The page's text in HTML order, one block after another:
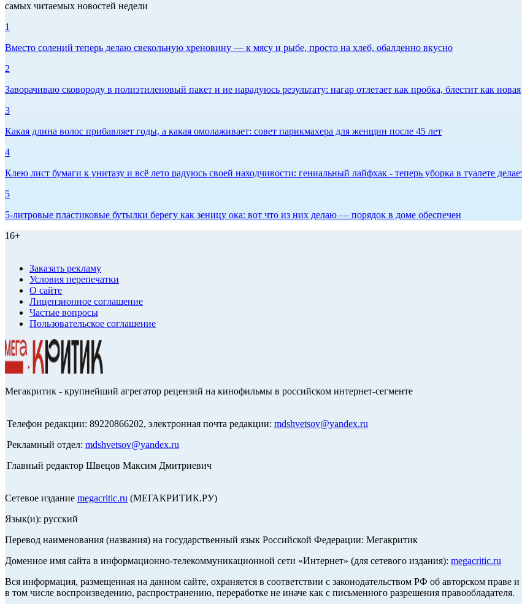
самых читаемых новостей недели
1
Вместо солений теперь делаю свекольную хреновину — к мясу и рыбе, просто на хлеб, обалденно вкусно
2
Заворачиваю сковороду в полиэтиленовый пакет и не нарадуюсь результату: нагар отлетает как пробка, блестит как новая
3
Какая длина волос прибавляет годы, а какая омолаживает: совет парикмахера для женщин после 45 лет
4
Клею лист бумаги к унитазу и всё лето радуюсь своей находчивости: гениальный лайфхак - теперь уборка в туалете
5
5-литровые пластиковые бутылки берегу как зеницу ока: вот что из них делаю — порядок в доме обеспечен
16+
Заказать рекламу
Условия перепечатки
О сайте
Лицензионное соглашение
Частые вопросы
Пользовательское соглашение
Мегакритик - крупнейший агрегатор рецензий на кинофильмы в российском интернет-сегменте
Телефон редакции: 89220866202, электронная почта редакции: mdshvetsov@yandex.ru
Рекламный отдел: mdshvetsov@yandex.ru
Главный редактор Швецов Максим Дмитриевич
Сетевое издание megacritic.ru (МЕГАКРИТИК.РУ)
Язык(и): русский
Перевод наименования (названия) на государственный язык Российской Федерации: Мегакритик
Доменное имя сайта в информационно-телекоммуникационной сети «Интернет» (для сетевого издания): megacritic.ru
Вся информация, размещенная на данном сайте, охраняется в соответствии с законодательством РФ об авторском
в том числе воспроизведению, распространению, переработке не иначе как с письменного разрешения правообладателя.